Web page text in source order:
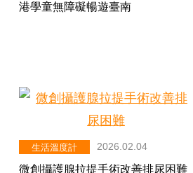
港學童無障礙暢遊臺南
生活溫度計 2026.02.04
微創攝護腺拉提手術改善排尿困難